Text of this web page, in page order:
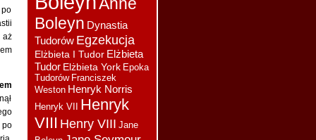
aż
będzie, ja chętnie czytam
wszystkie Twoje artykuły
Sylwia : 3. Wiara i religia
Anny B.
Sylwia :2. Młodość we
Francji.
Sylwia :1. Wygląd Anny
Boleyn (aktualizacja)
Sylwia :Jaki artykuł
Boleyn Dynastia
Tudorów Egzekucja
Elżbieta I Tudor Elżbieta
Tudor Elżbieta York Epoka
Tudorów Franciszek
Weston Henryk Norris
Henryk VII
Henryk
VIII Henry VIII Jane